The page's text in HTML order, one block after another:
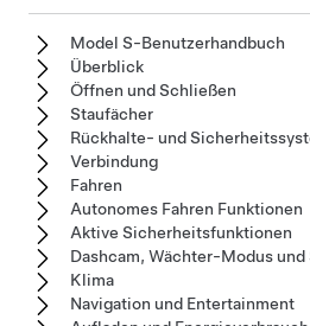
Model S-Benutzerhandbuch
Überblick
Öffnen und Schließen
Staufächer
Rückhalte- und
Verbindung
Fahren
Autonomes Fahren Funktionen
Aktive Sicherheitsfunktionen
Dashcam, Wächter-Modus
Klima
Navigation und Entertainment